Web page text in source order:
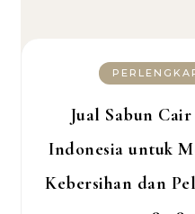
Jual Sabun
Indonesia untuk
Kebersihan dan